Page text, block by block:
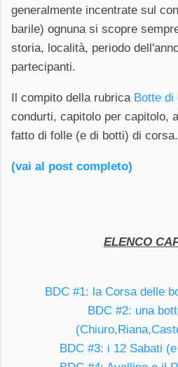
generalmente incentrate sul
barile) ognuna si scopre
storia, località, periodo
partecipanti.
Il compito della rubrica Botte di
condurti, capitolo per capitolo,
fatto di folle (e di botti) di corsa.
(vai al post completo)
ELENCO
BDC #1: la Corsa delle
BDC #2: una
BDC #3: i 12 Sabati